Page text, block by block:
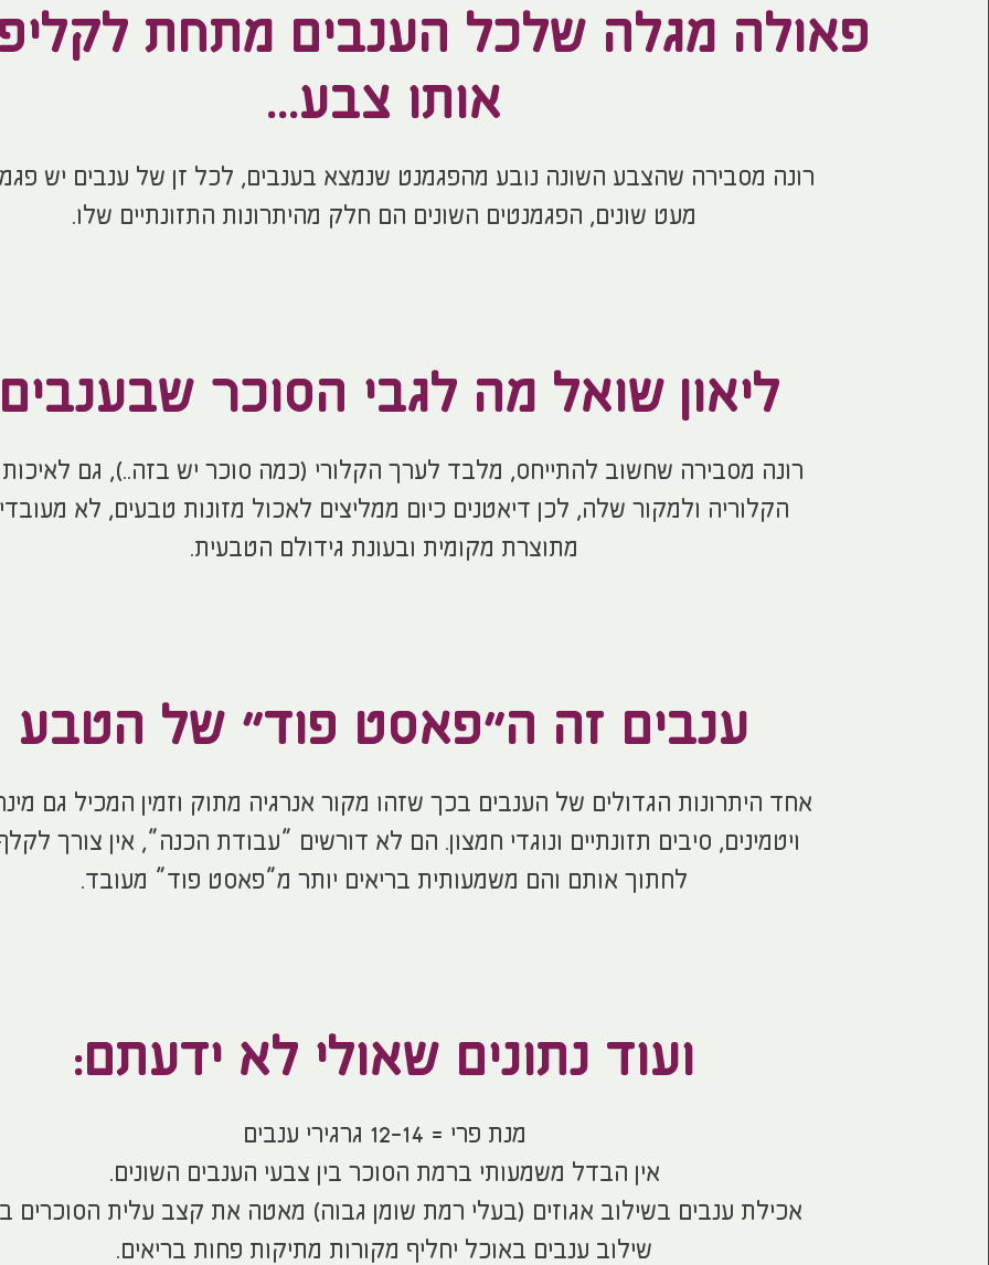
פאולה מגלה שלכל הענבים מתחת
אותו צבע...
רונה מסבירה שהצבע השונה נובע מהפגמנט שנמצא בענבים, לכל זן של ענבים יש
מעט שונים, הפגמנטים השונים הם חלק מהיתרונות התזונתיים שלו.
ליאון שואל מה לגבי הסוכר
רונה מסבירה שחשוב להתייחס, מלבד לערך הקלורי (כמה סוכר יש בזה..), גם
הקלוריה ולמקור שלה, לכן דיאטנים כיום ממליצים לאכול מזונות טבעים, לא
מתוצרת מקומית ובעונת גידולם הטבעית.
ענבים זה ה"פאסט פוד" של הטבע
אחד היתרונות הגדולים של הענבים בכך שזהו מקור אנרגיה מתוק וזמין המכיל גם
ויטמינים, סיבים תזונתיים ונוגדי חמצון. הם לא דורשים “עבודת הכנה”, אין צורך
לחתוך אותם והם משמעותית בריאים יותר מ”פאסט פוד” מעובד.
ועוד נתונים שאולי לא ידעתם:
מנת פרי = 12-14 גרגירי ענבים
אין הבדל משמעותי ברמת הסוכר בין צבעי הענבים השונים.
אכילת ענבים בשילוב אגוזים (בעלי רמת שומן גבוה) מאטה את קצב עלית הסוכרים
שילוב ענבים באוכל יחליף מקורות מתיקות פחות בריאים.